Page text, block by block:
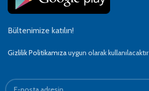
Bültenimize katılın!
Gizlilik Politikamızauygun olarak kullanılacaktır